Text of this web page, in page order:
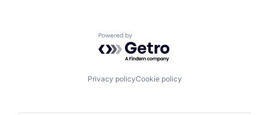
Powered by Getro.com
Privacy policyCookie policy